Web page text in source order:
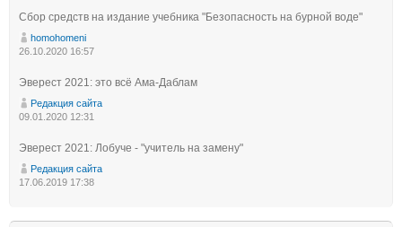
Сбор средств на издание учебника "Безопасность на бурной воде"
homohomeni
26.10.2020 16:57
Эверест 2021: это всё Ама-Даблам
Редакция сайта
09.01.2020 12:31
Эверест 2021: Лобуче - "учитель на замену"
Редакция сайта
17.06.2019 17:38